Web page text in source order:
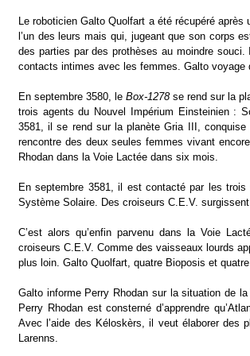
Le roboticien Galto Quolfart a été récupéré
l’un des leurs mais qui, jugeant que son corps
des parties par des prothèses au moindre souci.
contacts intimes avec les femmes. Galto voyage
En septembre 3580, le Box-1278se rend sur la
trois agents du Nouvel Impérium Einsteinien :
3581, il se rend sur la planète Gria III,
rencontre des deux seules femmes vivant
Rhodan dans la Voie Lactée dans six mois.
En septembre 3581, il est contacté par les
Système Solaire. Des croiseurs C.E.V.
C’est alors qu’enfin parvenu dans la Voie
croiseurs C.E.V. Comme des vaisseaux lourds
plus loin. Galto Quolfart, quatre Bioposis et
Galto informe Perry Rhodan sur la situation de
Perry Rhodan est consterné d’apprendre
Avec l’aide des Kéloskèrs, il veut élaborer des
Larenns.